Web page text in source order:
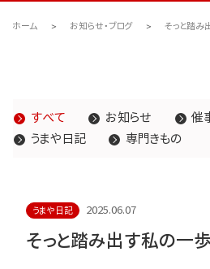
ホーム お知らせ・ブログ そっと踏み
すべて お知らせ
催
うまや日記
専門きもの
うまや日記 2025.06.07
そっと踏み出す私の一